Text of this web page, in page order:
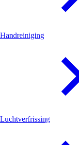
Handreiniging
Luchtverfrissing